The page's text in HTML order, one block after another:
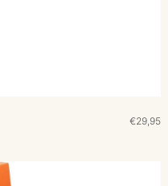
€29,95